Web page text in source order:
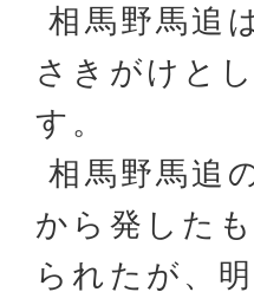
相馬野馬追
さきがけと
す。
相馬野馬追
から発した
られたが、